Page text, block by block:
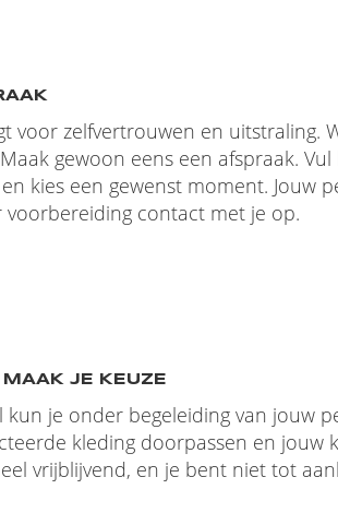
voor zelfvertrouwen en uitstraling.
gewoon eens een afspraak.
kies een gewenst moment. Jouw
contact met je op.
MAAK JE KEUZE
kun je onder begeleiding van jouw
kleding doorpassen en jouw
vrijblijvend, en je bent niet tot